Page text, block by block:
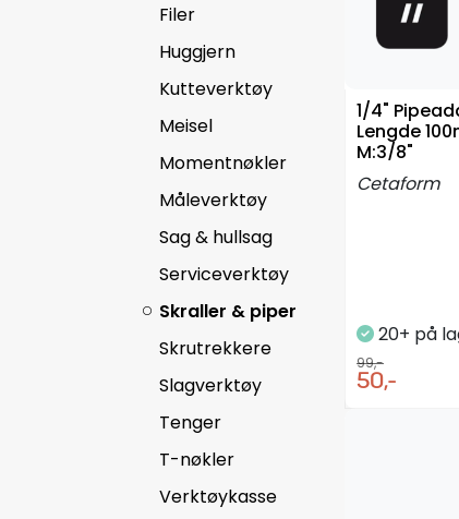
Filer
Huggjern
Kutteverktøy
Meisel
Momentnøkler
Måleverktøy
Sag & hullsag
Serviceverktøy
Skraller & piper
Skrutrekkere
Slagverktøy
Tenger
T-nøkler
Verktøykasse
1/4"
Lengde
M:3/8"
Cetaform
20+ på
99,-
50,-